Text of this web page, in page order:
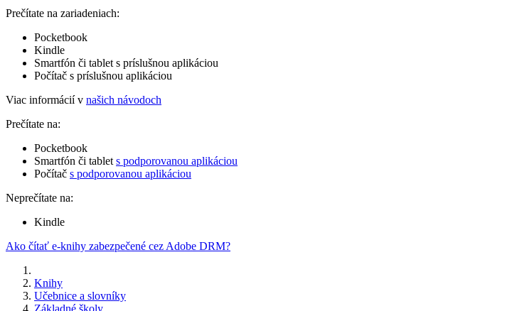
Prečítate na zariadeniach:
Pocketbook
Kindle
Smartfón či tablet s príslušnou aplikáciou
Počítač s príslušnou aplikáciou
Viac informácií v našich návodoch
Prečítate na:
Pocketbook
Smartfón či tablet s podporovanou aplikáciou
Počítač s podporovanou aplikáciou
Neprečítate na:
Kindle
Ako čítať e-knihy zabezpečené cez Adobe DRM?
Knihy
Učebnice a slovníky